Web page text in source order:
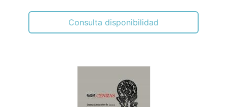
Consulta disponibilidad